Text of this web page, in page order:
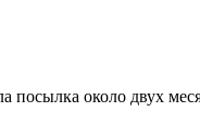
посылка около двух